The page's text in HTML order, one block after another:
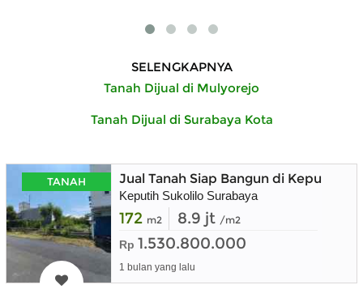
SELENGKAPNYA
Tanah Dijual di Mulyorejo
Tanah Dijual di Surabaya Kota
TANAH Jual Tanah Siap Bangun di Keputih
Keputih Sukolilo Surabaya
172 m2 8.9 jt /m2
Rp 1.530.800.000
1 bulan yang lalu